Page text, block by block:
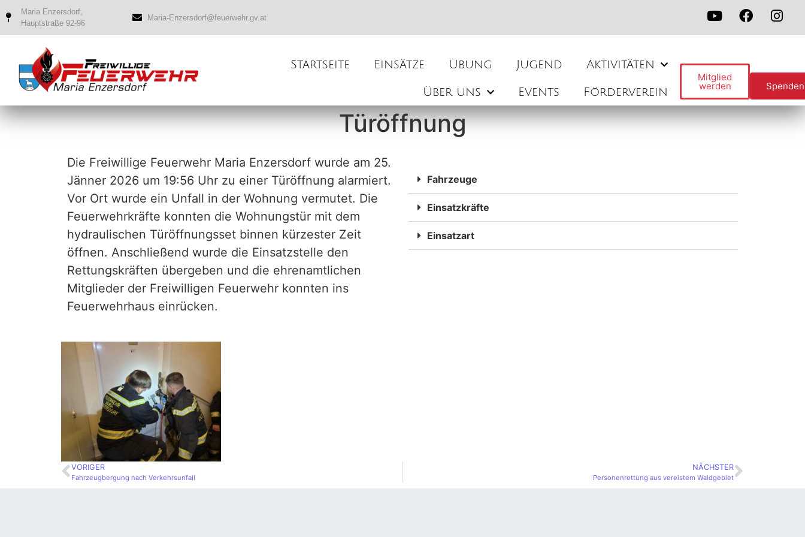
Maria Enzersdorf,
Hauptstraße 92-96
Maria-Enzersdorf@feuerwehr.gv.at
Startseite Einsätze Übung Jugend Aktivitäten
Über uns Events Förderverein
Mitglied
werden Spenden
Türöffnung
Die Freiwillige Feuerwehr Maria Enzersdorf wurde am 25.
Jänner 2026 um 19:56 Uhr zu einer Türöffnung alarmiert.
Vor Ort wurde ein Unfall in der Wohnung vermutet. Die
Feuerwehrkräfte konnten die Wohnungstür mit dem
hydraulischen Türöffnungsset binnen kürzester Zeit
öffnen. Anschließend wurde die Einsatzstelle den
Rettungskräften übergeben und die ehrenamtlichen
Mitglieder der Freiwilligen Feuerwehr konnten ins
Feuerwehrhaus einrücken.
Fahrzeuge
Einsatzkräfte
Einsatzart
VORIGER
Fahrzeugbergung nach Verkehrsunfall
NÄCHSTER
Personenrettung aus vereistem Waldgebiet